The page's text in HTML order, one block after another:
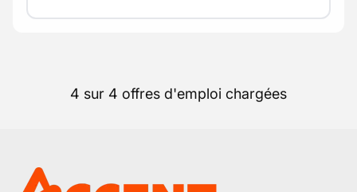
4 sur 4 offres d'emploi chargées